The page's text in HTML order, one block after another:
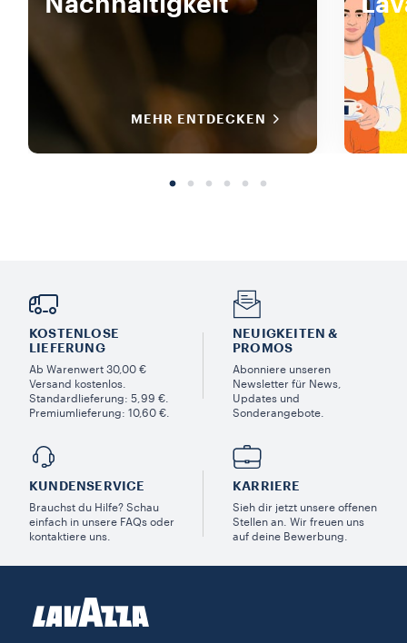
MEHR ENTDECKEN
KOSTENLOSE
LIEFERUNG
Ab Warenwert 30,00 €
Versand kostenlos.
Standardlieferung: 5,99 €.
Premiumlieferung: 10,60 €.
NEUIGKEITEN &
PROMOS​
Abonniere unseren
Newsletter für News,
Updates und
Sonderangebote.
KUNDENSERVICE​
Brauchst du Hilfe? Schau
einfach in unsere FAQs oder
kontaktiere uns.
KARRIERE
Sieh dir jetzt unsere offenen
Stellen an. Wir freuen uns
auf deine Bewerbung.